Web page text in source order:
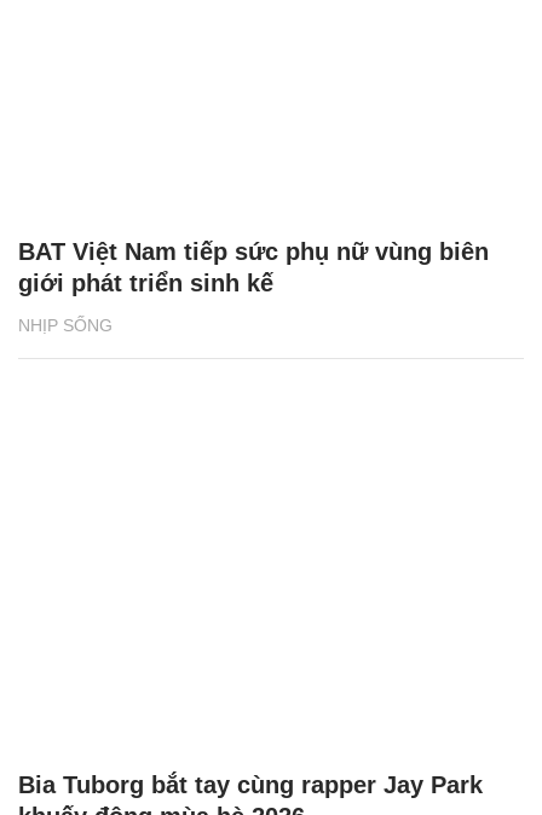
NHỊP SỐNG
BAT Việt Nam tiếp sức phụ nữ vùng biên
giới phát triển sinh kế
Bia Tuborg bắt tay cùng rapper Jay Park